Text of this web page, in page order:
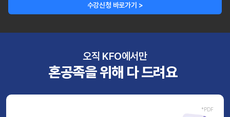
수강신청 바로가기 >
오직 KFO에서만
혼공족을 위해 다 드려요